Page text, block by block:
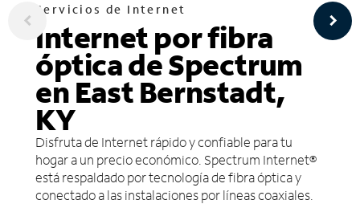
Servicios de Internet
Internet por fibra
óptica de Spectrum
en East Bernstadt,
KY
Disfruta de Internet rápido y confiable para tu
hogar a un precio económico. Spectrum Internet®
está respaldado por tecnología de fibra óptica y
conectado a las instalaciones por líneas coaxiales.